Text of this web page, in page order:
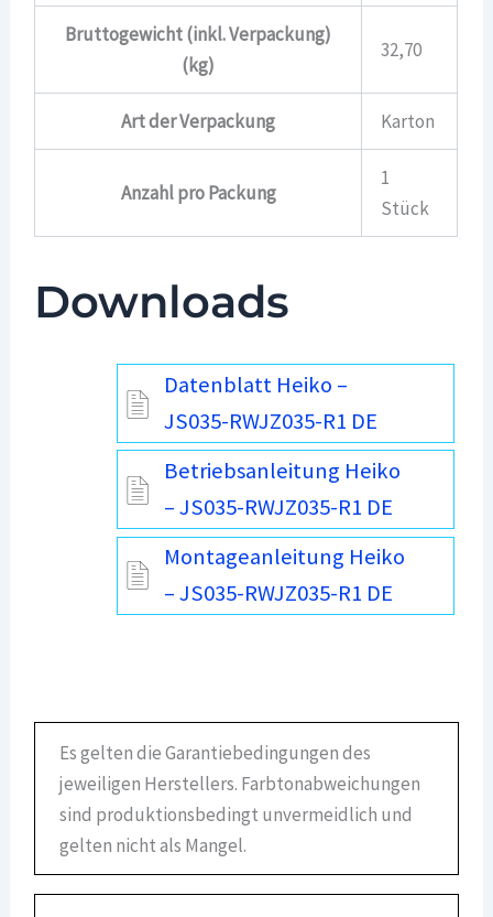
Bruttogewicht (inkl. Verpackung)
(kg)
32,70
Art der Verpackung Karton
Anzahl pro Packung
1
Stück
Downloads
Datenblatt Heiko –
JS035-RWJZ035-R1 DE
Betriebsanleitung Heiko
– JS035-RWJZ035-R1 DE
Montageanleitung Heiko
– JS035-RWJZ035-R1 DE
Es gelten die Garantiebedingungen des
jeweiligen Herstellers. Farbtonabweichungen
sind produktionsbedingt unvermeidlich und
gelten nicht als Mangel.